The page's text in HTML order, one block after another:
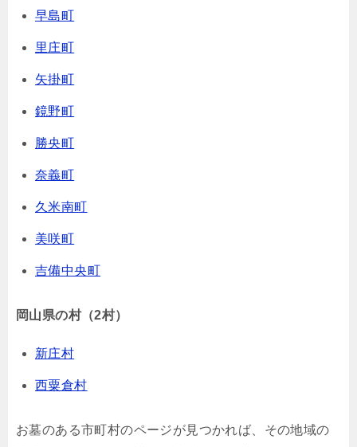
早島町
里庄町
矢掛町
鏡野町
勝央町
奈義町
久米南町
美咲町
吉備中央町
岡山県の村（2村）
新庄村
西粟倉村
お墓のある市町村のページが見つかれば、その地域の